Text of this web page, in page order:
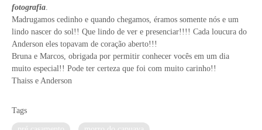
fotografia
Madrugamos cedinho e quando chegamos, éramos somente nós e um
lindo nascer do sol!! Que lindo de ver e presenciar!!!! Cada loucura do
Anderson eles topavam de coração aberto!!!
Bruna e Marcos, obrigada por permitir conhecer vocês em um dia
muito especial!! Pode ter certeza que foi com muito carinho!!
Thaiss e Anderson
Tags